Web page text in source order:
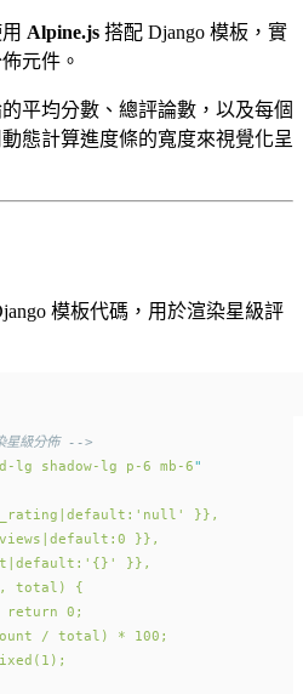
Alpine.js 搭配 Django 模板，實
元件。
平均分數、總評論數，以及每個
態計算進度條的寬度來視覺化呈
模板代碼，用於渲染星級評
級分佈 -->
lg shadow-lg p-6 mb-6"
}},
}},
}},
total) {
return 0;
/ total) * 100;